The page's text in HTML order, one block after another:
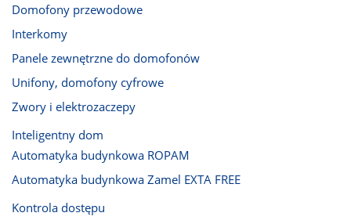
Domofony przewodowe
Interkomy
Panele zewnętrzne do domofonów
Unifony, domofony cyfrowe
Zwory i elektrozaczepy
Inteligentny dom
Automatyka budynkowa ROPAM
Automatyka budynkowa Zamel EXTA FREE
Kontrola dostępu